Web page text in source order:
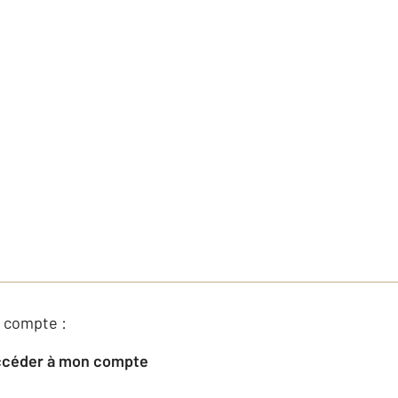
:
à mon compte